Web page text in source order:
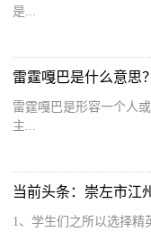
是...
雷霆嘎巴是什么意思
雷霆嘎巴是形容一个人
主...
当前头条：崇左市江
1、学生们之所以选择精